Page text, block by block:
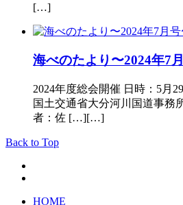
[…]
海べのたより〜2024年7
2024年度総会開催 日時：5月
国土交通省大分河川国道事
者：佐 […][…]
Back to Top
HOME